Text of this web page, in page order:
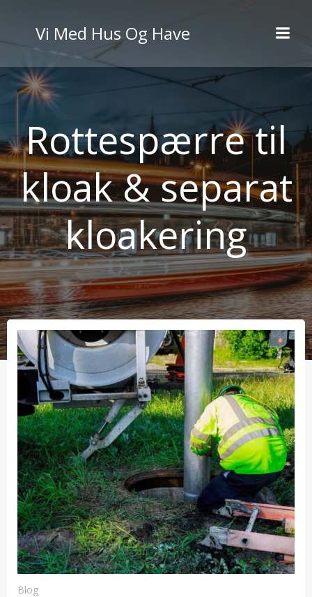
til
indhold
Vi Med Hus Og Have
Rottespærre til
kloak & separat
kloakering
Blog